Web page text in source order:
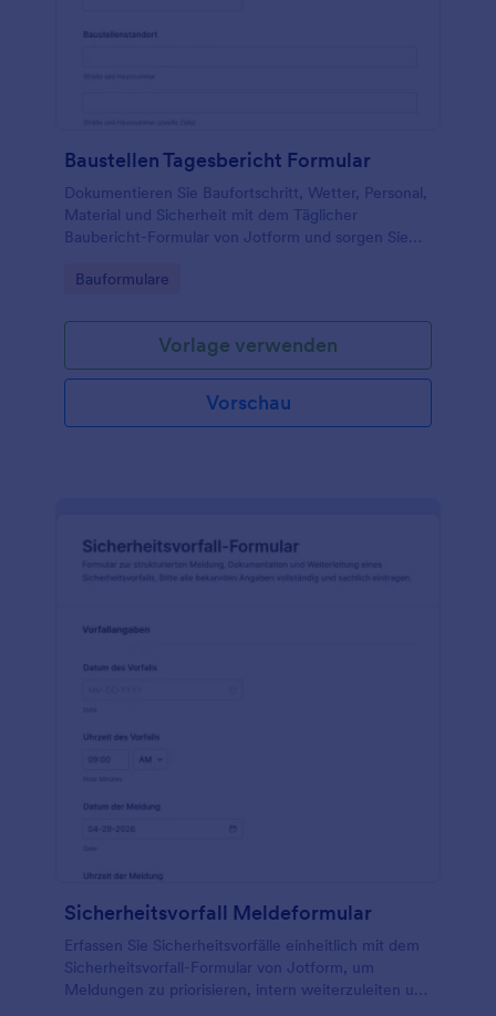
Baustellen Tagesbericht Formular
Dokumentieren Sie Baufortschritt, Wetter, Personal,
Material und Sicherheit mit dem Täglicher
Baubericht-Formular von Jotform und sorgen Sie
Bauleitung und Nachunternehmern.
Go to Category:
Bauformulare
Vorlage verwenden
Vorschau
Sicherheitsvorfall Meldeformular
Erfassen Sie Sicherheitsvorfälle einheitlich mit dem
Sicherheitsvorfall-Formular von Jotform, um
Meldungen zu priorisieren, intern weiterzuleiten und